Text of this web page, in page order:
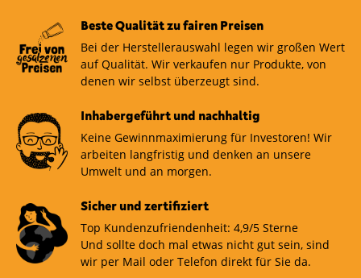
Beste Qualität zu fairen Preisen
Bei der Herstellerauswahl legen wir großen Wert
auf Qualität. Wir verkaufen nur Produkte, von
denen wir selbst überzeugt sind.
Inhabergeführt und nachhaltig
Keine Gewinnmaximierung für Investoren! Wir
arbeiten langfristig und denken an unsere
Umwelt und an morgen.
Sicher und zertifiziert
Top Kundenzufriendenheit: 4,9/5 Sterne
Und sollte doch mal etwas nicht gut sein, sind
wir per Mail oder Telefon direkt für Sie da.